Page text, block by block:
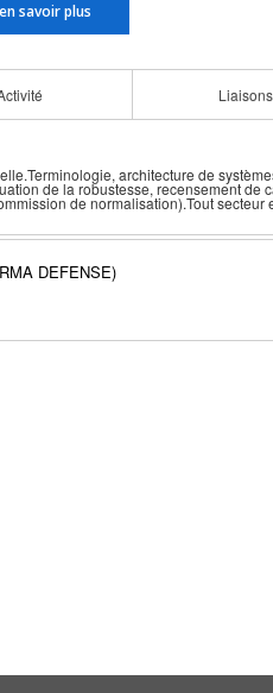
savoir plus
Liaisons
architecture de
de la robustesse, recensement de
de normalisation).Tout
DEFENSE)